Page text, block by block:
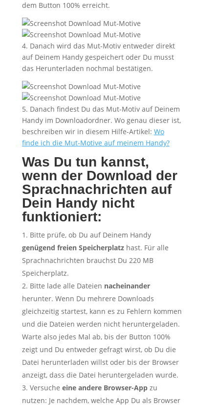
dem Button 100% erreicht.
4. Danach wird das Mut-Motiv entweder direkt
auf Deinem Handy gespeichert oder Du musst
das Herunterladen nochmal bestätigen.
5. Danach findest Du das Mut-Motiv auf Deinem
Handy im Downloadordner. Wo genau dieser ist,
beschreiben wir in diesem Hilfe-Artikel: Wo
finde ich die Mut-Motive auf meinem Handy?
Was Du tun kannst,
wenn der Download der
Sprachnachrichten auf
Dein Handy nicht
funktioniert:
Bitte prüfe, ob Du auf Deinem Handy
genügend freien Speicherplatzhast. Für alle
Sprachnachrichten brauchst Du 220 MB
Speicherplatz.
Bitte lade alle Dateien nacheinander
herunter. Wenn Du mehrere Downloads
gleichzeitig startest, kann es zu Fehlern kommen
und die Dateien werden nicht heruntergeladen.
Warte also jedes Mal ab, bis der Button 100%
zeigt und Du entweder gefragt wirst, ob Du die
Datei herunterladen willst oder bis der Browser
anzeigt, dass die Datei heruntergeladen wurde.
Versuche eine andere Browser-Appzu
nutzen: Je nachdem, welche App Du als Browser